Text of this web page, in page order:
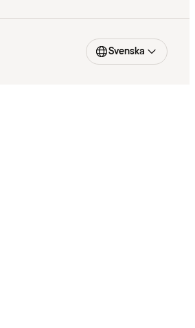
Svenska